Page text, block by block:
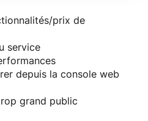
prix de
service
depuis la console web
grand public